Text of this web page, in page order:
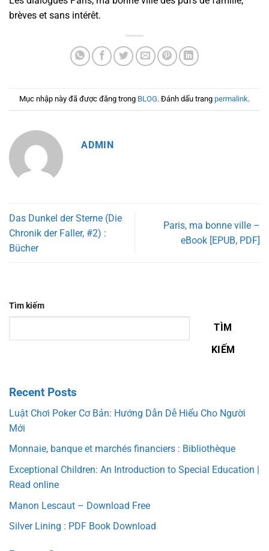
brèves et sans intérêt.
Mục nhập này đã được đăng trong BLOG. Đánh dấu trang permalink.
ADMIN
Das Dunkel der Sterne (Die
Chronik der Faller, #2) :
Bücher
Paris, ma bonne ville –
eBook [EPUB, PDF]
Tìm kiếm
TÌM
KIẾM
Recent Posts
Luật Chơi Poker Cơ Bản: Hướng Dẫn Dễ Hiểu Cho Người
Mới
Monnaie, banque et marchés financiers : Bibliothèque
Exceptional Children: An Introduction to Special Education |
Read online
Manon Lescaut – Download Free
Silver Lining : PDF Book Download